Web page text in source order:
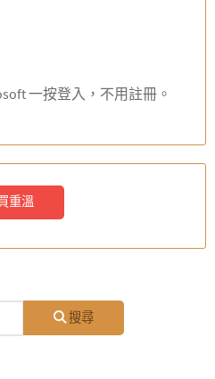
一按登入，不用註冊。
重溫
搜尋